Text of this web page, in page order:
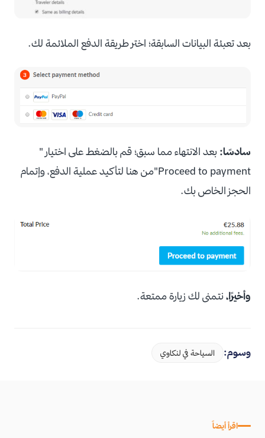
بعد تعبئة البيانات السابقة؛ اختر طريقة الدفع الملائمة لك.
سادسًا: بعد الانتهاء مما سبق؛ قم بالضغط على اختيار "
Proceed to payment"من هنا لتأكيد عملية الدفع، وإتمام
الحجز الخاص بك.
وأخيرًا،نتمنى لك زيارة ممتعة.
وسوم: السياحة في لنكاوي
اقرأ أيضاً